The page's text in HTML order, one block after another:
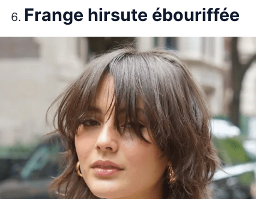
Frange hirsute ébouriffée